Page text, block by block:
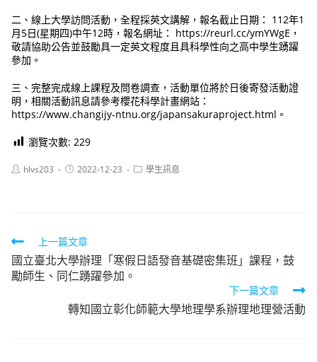
二、線上大學訪問活動，全程採英文講解，報名截止日期： 112年1
月5日(星期四)中午12時，報名網址： https://reurl.cc/ymYWgE，
敬請協助公告並鼓勵具一定英文程度且具科學性向之高中學生踴躍
參加。
三、完整完成線上課程及問卷調查，活動單位將於日後寄發活動證
明，相關活動訊息請參考櫻花科學計畫網站：
https://www.changijy-ntnu.org/japansakuraproject.html。
瀏覽次數: 229
Posthlvs203
Post2022-12-23
Post學生訊息
Read
more
articles
上一篇文章
國立臺北大學辦理「寒假日語發音基礎密集班」課程，鼓
勵師生、同仁踴躍參加。
下一篇文章
轉知國立彰化師範大學地理學系辦理地理營活動